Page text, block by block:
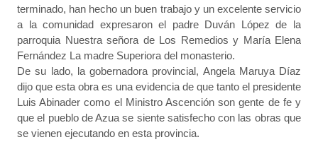
terminado, han hecho un buen trabajo y un excelente servicio
a la comunidad expresaron el padre Duván López de la
parroquia Nuestra señora de Los Remedios y María Elena
Fernández La madre Superiora del monasterio.
De su lado, la gobernadora provincial, Angela Maruya Díaz
dijo que esta obra es una evidencia de que tanto el presidente
Luis Abinader como el Ministro Ascención son gente de fe y
que el pueblo de Azua se siente satisfecho con las obras que
se vienen ejecutando en esta provincia.